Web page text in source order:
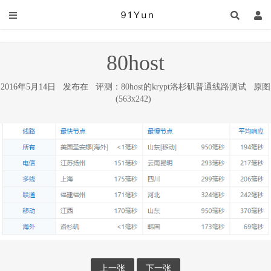
80host
2016年5月14日 发布在 评测：80host的krypt洛杉矶普通线路测试
原图
(563x242)
上一张 下一张